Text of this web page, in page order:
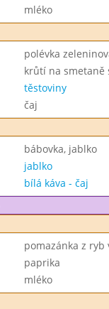
mléko
polévka
krůtí na smetaně
těstoviny
čaj
bábovka, jablko
jablko
bílá káva - čaj
pomazánka z ryb
paprika
mléko